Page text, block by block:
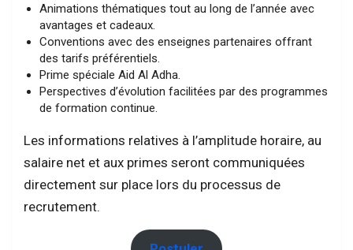
Animations thématiques tout au long de l’année avec
avantages et cadeaux.
Conventions avec des enseignes partenaires offrant
des tarifs préférentiels.
Prime spéciale Aid Al Adha.
Perspectives d’évolution facilitées par des programmes
de formation continue.
Les informations relatives à l’amplitude horaire, au
salaire net et aux primes seront communiquées
directement sur place lors du processus de
recrutement.